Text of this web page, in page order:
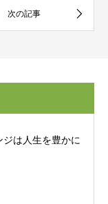
ジは人生を豊かに